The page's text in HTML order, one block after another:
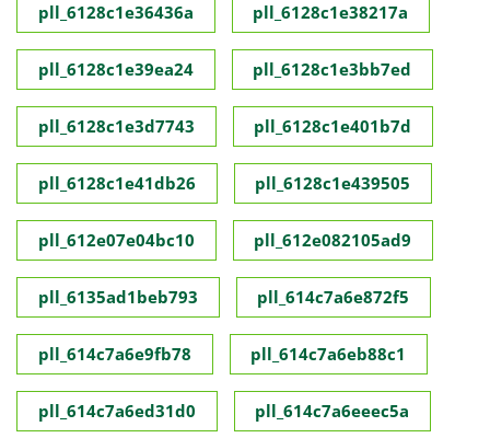
pll_6128c1e36436a pll_6128c1e38217a
pll_6128c1e39ea24 pll_6128c1e3bb7ed
pll_6128c1e3d7743 pll_6128c1e401b7d
pll_6128c1e41db26 pll_6128c1e439505
pll_612e07e04bc10 pll_612e082105ad9
pll_6135ad1beb793 pll_614c7a6e872f5
pll_614c7a6e9fb78 pll_614c7a6eb88c1
pll_614c7a6ed31d0 pll_614c7a6eeec5a